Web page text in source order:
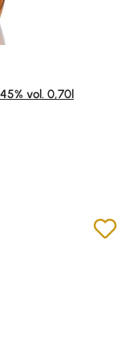
von 5 Sternen
vol. 0,70l